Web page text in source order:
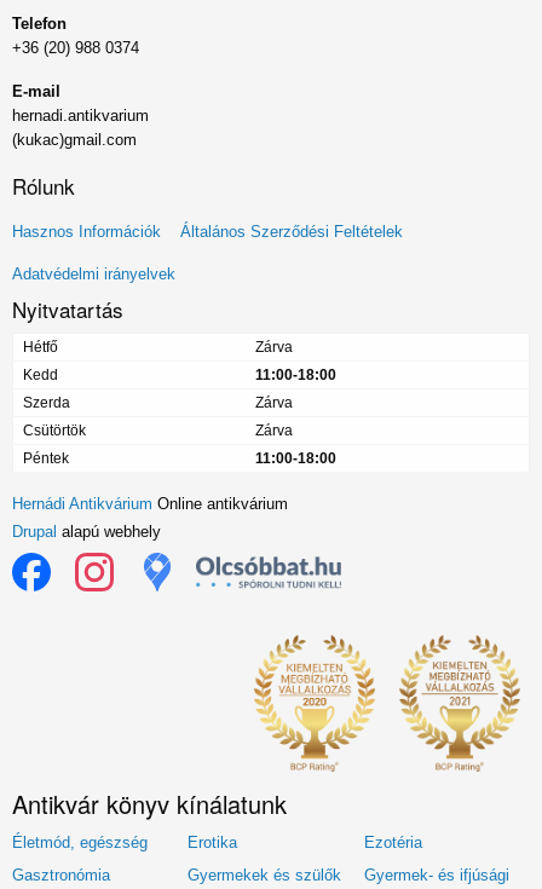
Telefon
+36 (20) 988 0374
E-mail
hernadi.antikvarium
(kukac)gmail.com
Rólunk
Lábléc
menü
Hasznos Információk Általános Szerződési Feltételek
Adatvédelmi irányelvek
Nyitvatartás
Hétfő
Zárva
Kedd
11:00-18:00
Szerda
Zárva
Csütörtök
Zárva
Péntek
11:00-18:00
Hernádi Antikvárium Online antikvárium
Drupal alapú webhely
Antikvár könyv kínálatunk
Életmód, egészség Erotika
Ezotéria
Gasztronómia
Gyermekek és szülők Gyermek- és ifjúsági